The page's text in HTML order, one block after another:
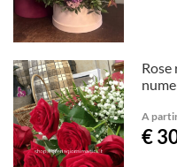
Rose
A
€